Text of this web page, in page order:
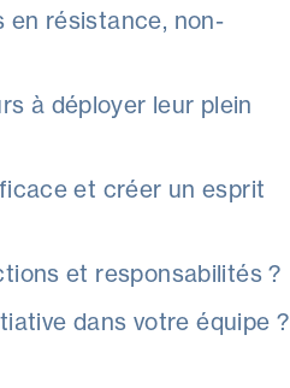
en résistance, non-
à déployer leur plein
et créer un esprit
et responsabilités ?
dans votre équipe ?